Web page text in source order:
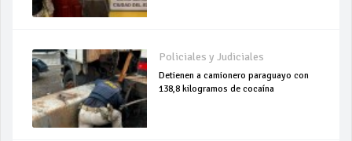
Policiales y Judiciales
Detienen a camionero paraguayo con
138,8 kilogramos de cocaína